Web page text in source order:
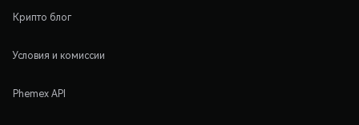
Крипто блог
Условия и комиссии
Phemex API